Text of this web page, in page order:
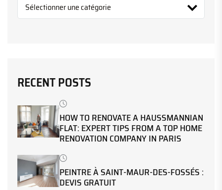
RECENT POSTS
HOW TO RENOVATE A HAUSSMANNIAN
FLAT: EXPERT TIPS FROM A TOP HOME
RENOVATION COMPANY IN PARIS
PEINTRE À SAINT-MAUR-DES-FOSSÉS :
DEVIS GRATUIT